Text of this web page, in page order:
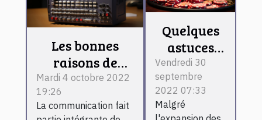
Les bonnes
raisons de
choisir une
école de
communication
Mardi 4 octobre 2022
19:26
La communication fait
Quelques
astuces
faciles
pour jouer
au casino
en ligne
Vendredi 30
septembre
2022 07:33
Malgré